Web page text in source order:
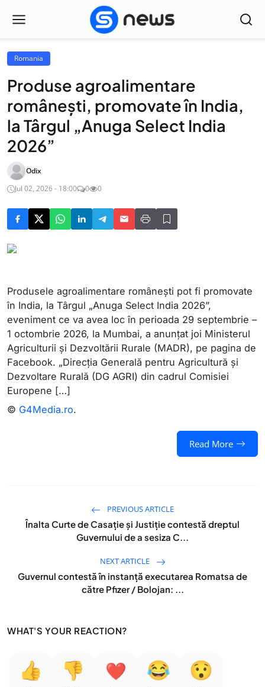
Romania
Produse agroalimentare
româneşti, promovate în India,
la Târgul „Anuga Select India
2026”
Odix
Jul 02, 2026 - 18:00
0 0
Produsele agroalimentare româneşti pot fi promovate
în India, la Târgul „Anuga Select India 2026”,
eveniment ce va avea loc în perioada 29 septembrie –
1 octombrie 2026, la Mumbai, a anunţat joi Ministerul
Agriculturii şi Dezvoltării Rurale (MADR), pe pagina de
Facebook. „Direcţia Generală pentru Agricultură şi
Dezvoltare Rurală (DG AGRI) din cadrul Comisiei
Europene […]
© G4Media.ro.
Read More
PREVIOUS ARTICLE
Înalta Curte de Casație și Justiție contestă dreptul
Guvernului de a sesiza C...
NEXT ARTICLE
Guvernul contestă în instanță executarea Romatsa de
către Pfizer / Bolojan: ...
WHAT'S YOUR REACTION?